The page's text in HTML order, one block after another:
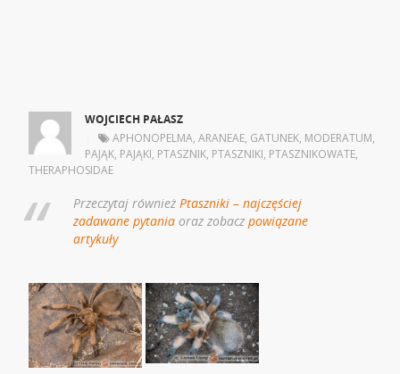
WOJCIECH PAŁASZ
APHONOPELMA,ARANEAE, GATUNEK, MODERATUM,
PAJĄK, PAJĄKI, PTASZNIK, PTASZNIKI, PTASZNIKOWATE,
THERAPHOSIDAE
Przeczytaj równieżPtaszniki – najczęściej
zadawane pytania oraz zobaczpowiązane
artykuły